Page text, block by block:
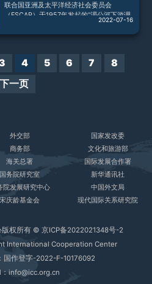
联合国亚洲及太平洋经济社会委员会
（ESCAP）于1957年发起的“湄公河下游调
查协调委员会”。1995年4月，泰国、老
挝、柬埔寨和越南四国在泰国清莱签署《湄
源保护、防灾减灾、航运安全等领域开展合
作。1996年，中国和缅甸成为湄委会对话
伙伴。【组织机构】 湄委会由3个常设机构
2022-07-16
4 5 6 7
8
下一页
外交部
国家发改委
商务部
文化和旅游部
海关总署
国际发展合作署
国务院研究室
新华通讯社
院发展研究中心
中国外文局
宋庆龄基金会 现代国际关系研究院
版权所有 © 京ICP备2022021348号-2
International Cooperation Center
国作登字-2022-F-10176092
info@icc.org.cn